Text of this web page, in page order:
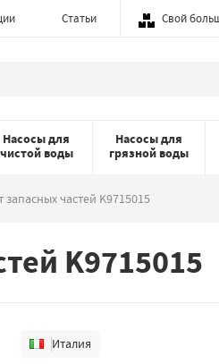
Статьи Свой
Насосы для
чистой воды
Насосы для
грязной воды
запасных частей K9715015
K9715015
Италия